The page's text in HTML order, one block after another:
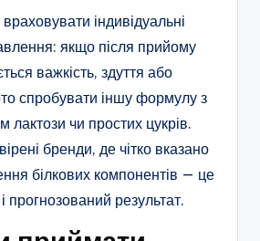
індивідуальні
якщо після прийому
важкість, здуття або
спробувати іншу формулу з
чи простих цукрів.
бренди, де чітко вказано
білкових компонентів — це
і прогнозований результат.